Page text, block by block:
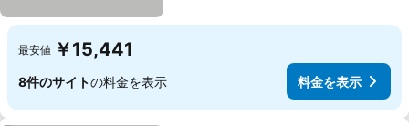
最安値 ￥15,441
8件のサイトの料金を表示 料金を表示